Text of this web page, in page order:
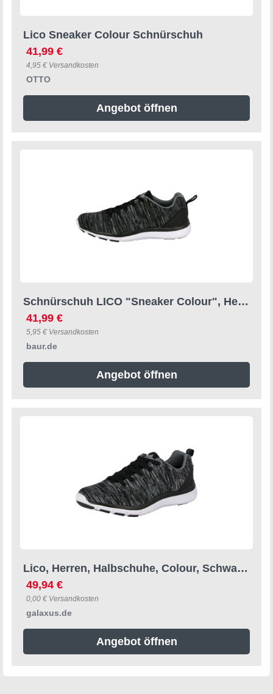
Lico Sneaker Colour Schnürschuh
41,99 €
4,95 € Versandkosten
OTTO
Angebot öffnen
Schnürschuh LICO "Sneaker Colour", Herren, Gr. 44, grau, Textil, Schuhe Schnürschuh
41,99 €
5,95 € Versandkosten
baur.de
Angebot öffnen
Lico, Herren, Halbschuhe, Colour, Schwarz, (44)
49,94 €
0,00 € Versandkosten
galaxus.de
Angebot öffnen